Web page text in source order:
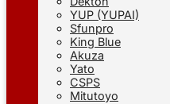
YUP (YUPAI)
Sfunpro
King Blue
Akuza
Yato
CSPS
Mitutoyo